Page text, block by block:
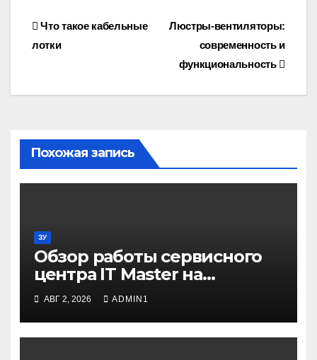
Навигация
записям
Люстры-вентиляторы:
современность и
функциональность
Что такое кабельные
лотки
Похожая запись
ЗУ
Обзор работы сервисного
центра IT Master на
примере ремонта
домашнего принтера
АВГ 2, 2026 ADMIN1